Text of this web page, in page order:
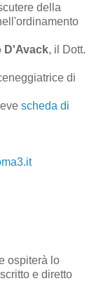
della
D'Avack, il Dott.
di
scheda di
ospiterà lo
e diretto